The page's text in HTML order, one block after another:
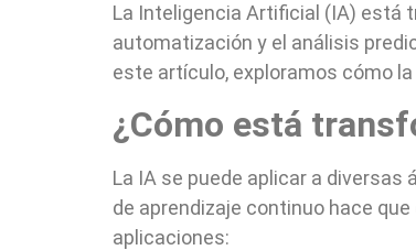
La Inteligencia Artificial (IA) está
automatización y el análisis
este artículo, exploramos cómo
¿Cómo está
La IA se puede aplicar a
de aprendizaje continuo hace
aplicaciones: